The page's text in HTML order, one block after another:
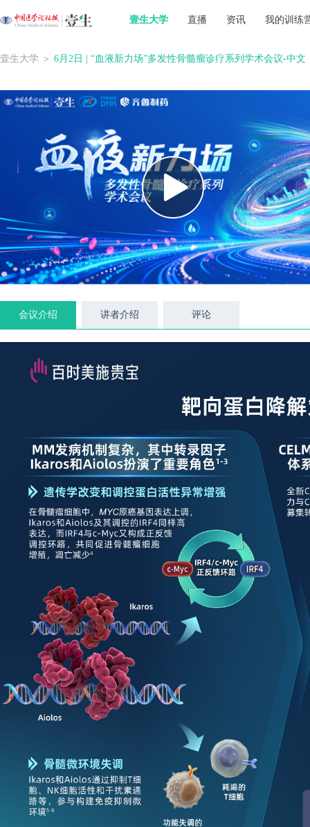
壹生大学 直播 资讯 我的训练
壹生大学 ＞ 6月2日 | “血液新力场”多发性骨髓瘤诊疗系列学术会议-中文
会议介绍 讲者介绍 评论